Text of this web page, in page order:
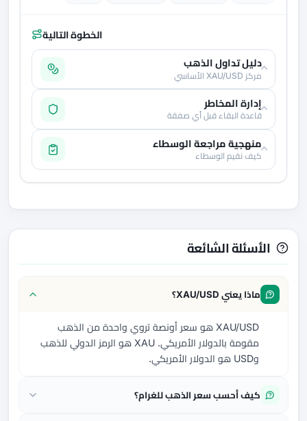
الخطوة التالية
دليل تداول الذهب
مركز XAU/USD الأساسي
إدارة المخاطر
قاعدة البقاء قبل أي صفقة
منهجية مراجعة الوسطاء
كيف نقيم الوسطاء
الأسئلة الشائعة
ماذا يعني XAU/USD؟
XAU/USD هو سعر أونصة تروي واحدة من الذهب
مقومة بالدولار الأمريكي. XAU هو الرمز الدولي للذهب
وUSD هو الدولار الأمريكي.
كيف أحسب سعر الذهب للغرام؟